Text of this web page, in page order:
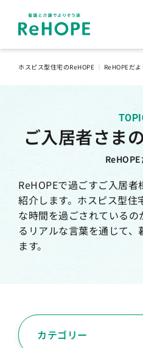
ホスピス型住宅のReHOPE ReHOPEだよ
ご入居者さま
ReHOPEで過ごすご入居
紹介します。ホスピス型住
な時間を過ごされている
るリアルな言葉を通じて
ます。
カテゴリー